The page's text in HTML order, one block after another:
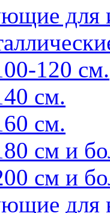
для
120 см.
см.
см.
см и
см и
для